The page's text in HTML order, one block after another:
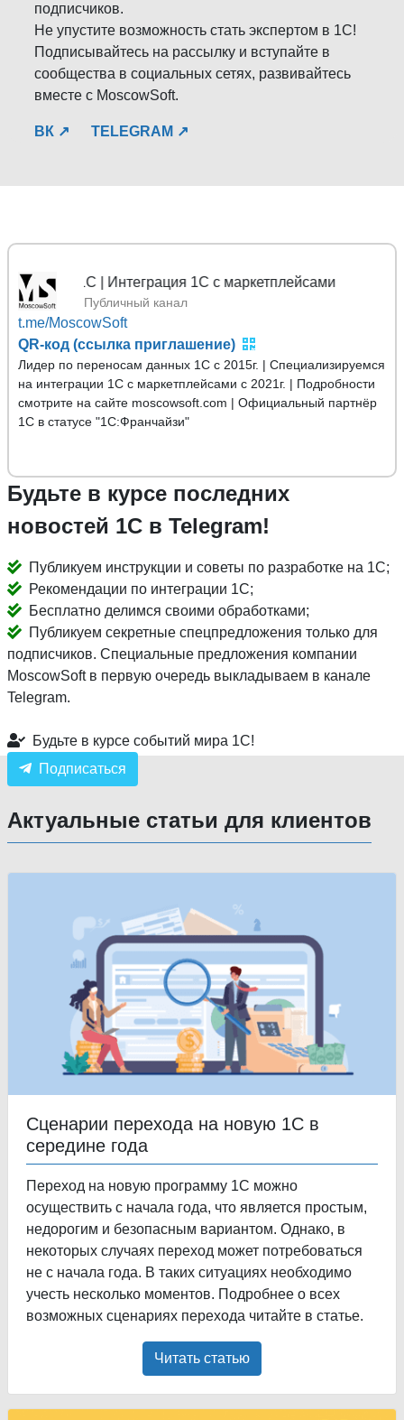
подписчиков.
Не упустите возможность стать экспертом в 1С!
Подписывайтесь на рассылку и вступайте в
сообщества в социальных сетях, развивайтесь
вместе с MoscowSoft.
ВК ↗ TELEGRAM ↗
1С | Интеграция 1С с маркетплейсами
Публичный канал
t.me/MoscowSoft
QR-код (ссылка приглашение)
Лидер по переносам данных 1С с 2015г. | Специализируемся
на интеграции 1С с маркетплейсами с 2021г. | Подробности
смотрите на сайте moscowsoft.com | Официальный партнёр
1С в статусе "1С:Франчайзи"
Будьте в курсе последних
новостей 1С в Telegram!
Публикуем инструкции и советы по разработке на 1С;
Рекомендации по интеграции 1С;
Бесплатно делимся своими обработками;
Публикуем секретные спецпредложения только для
подписчиков. Специальные предложения компании
MoscowSoft в первую очередь выкладываем в канале
Telegram.
Будьте в курсе событий мира 1С!
Подписаться
Актуальные статьи для клиентов
Сценарии перехода на новую 1С в
середине года
Переход на новую программу 1С можно
осуществить с начала года, что является простым,
недорогим и безопасным вариантом. Однако, в
некоторых случаях переход может потребоваться
не с начала года. В таких ситуациях необходимо
учесть несколько моментов. Подробнее о всех
возможных сценариях перехода читайте в статье.
Читать статью